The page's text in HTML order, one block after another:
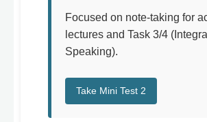
Focused on note-taking for
lectures and Task 3/4
Speaking).
Take Mini Test 2